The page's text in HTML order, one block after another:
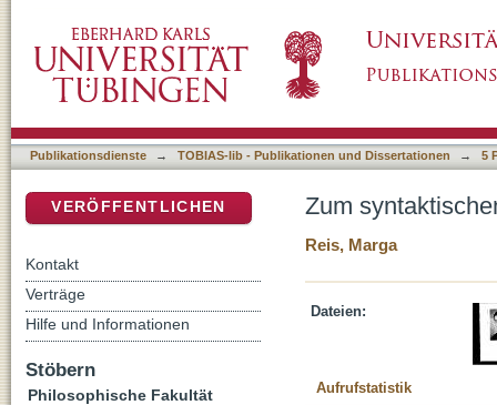
Publikationsdienste → TOBIAS-lib - Publikationen und Dissertationen → 5
Zum
Reis, Marga
Dateien:
Aufrufstatistik
VERÖFFENTLICHEN
Kontakt
Verträge
Hilfe und Informationen
Stöbern
Philosophische Fakultät